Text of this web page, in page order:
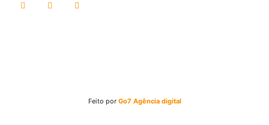
Feito porGo7 Agência digital